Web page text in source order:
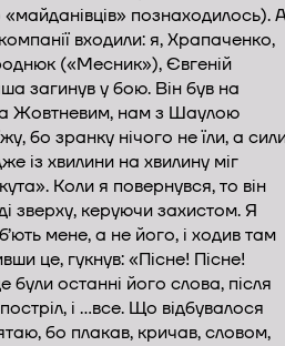
познаходилось).
входили: я, Храпаченко,
(«Месник»), Євгеній
загинув у бою. Він був на
Жовтневим, нам з Шаулою
бо зранку нічого не їли, а
із хвилини на хвилину міг
Коли я повернувся, то він
зверху, керуючи захистом. Я
мене, а не його, і ходив там
це, гукнув: «Пісне! Пісне!
були останні його слова, після
і …все. Що відбувалося
бо плакав, кричав, словом,